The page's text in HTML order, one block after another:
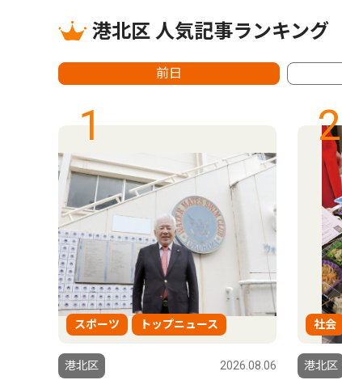
港北区 人気記事ランキング
前日
1
スポーツ トップニュース
港北区 2026.08.06
2
社会
港北区